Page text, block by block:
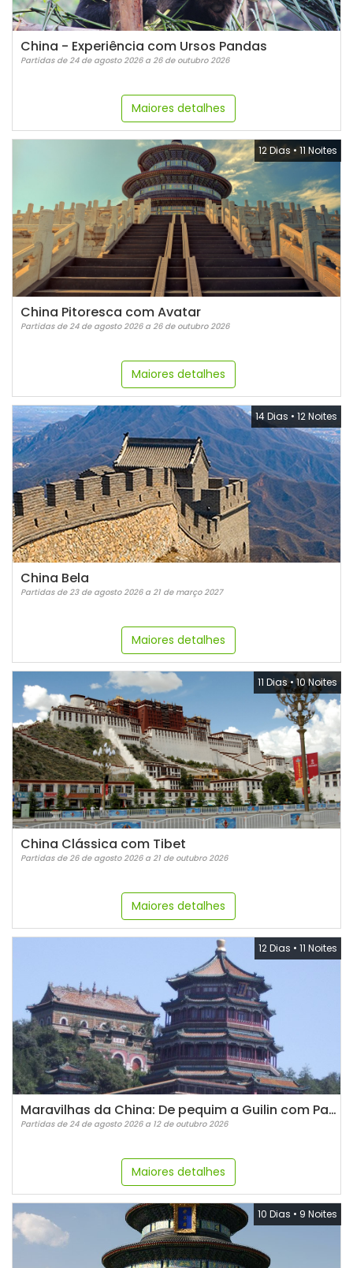
China - Experiência com Ursos Pandas
Partidas de 24 de agosto 2026 a 26 de outubro 2026
Maiores detalhes
12 Dias •11 Noites
China Pitoresca com Avatar
Partidas de 24 de agosto 2026 a 26 de outubro 2026
Maiores detalhes
14 Dias • 12 Noites
China Bela
Partidas de 23 de agosto 2026 a 21 de março 2027
Maiores detalhes
11 Dias • 10 Noites
China Clássica com Tibet
Partidas de 26 de agosto 2026 a 21 de outubro 2026
Maiores detalhes
12 Dias • 11 Noites
Maravilhas da China: De pequim a Guilin com Pandas
Partidas de 24 de agosto 2026 a 12 de outubro 2026
Maiores detalhes
10 Dias • 9 Noites